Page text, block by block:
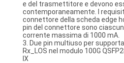
e del trasmettitore e devono
contemporaneamente. I
connettore della scheda edge
pin del connettore sono
corrente massima di 1000 mA.
3. Due pin multiuso per
Rx_LOS nel modulo 100G
IX